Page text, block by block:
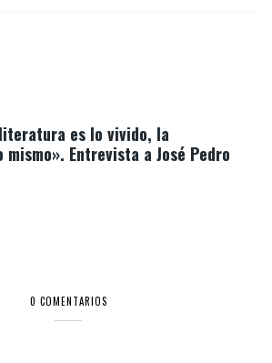
es lo vivido, la
mismo». Entrevista a José Pedro
0 COMENTARIOS